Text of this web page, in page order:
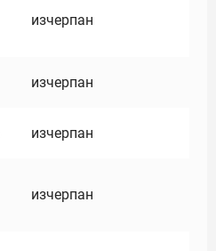
изчерпан
изчерпан
изчерпан
изчерпан